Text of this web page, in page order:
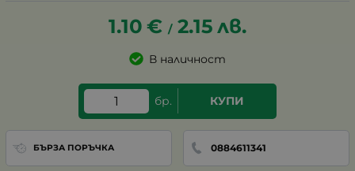
1.10 € / 2.15 лв.
В наличност
бр. КУПИ
БЪРЗА ПОРЪЧКА 0884611341